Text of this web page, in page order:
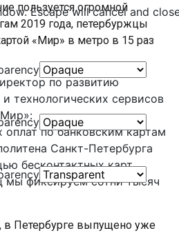
Escape will cancel and
пользуется огромной
2019 года, петербуржцы
«Мир» в метро в 15 раз
по развитию
технологических сервисов
оплат по банковским картам
Санкт-Петербурга
бесконтактных карт
фиксируем сотни тысяч
Петербурге выпущено уже